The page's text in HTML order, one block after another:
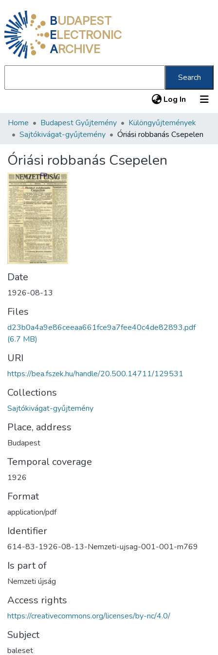
BUDAPEST
ELECTRONIC
ARCHIVE
Search
Log In (current)
Communities & Collections
Statistics
About us
Home Budapest Gyűjtemény
Különgyűjtemények
Sajtókivágat-gyűjtemény
Óriási robbanás Csepelen
Óriási robbanás Csepelen
Date
1926-08-13
Files
d23b0a4a9e86ceeaa661fce9a7fee40c4de82893.pdf
(6.7 MB)
URI
https://bea.fszek.hu/handle/20.500.14711/129531
Collections
Sajtókivágat-gyűjtemény
Place, address
Budapest
Temporal coverage
1926
Format
application/pdf
Identifier
614-83-1926-08-13-Nemzeti-ujsag-001-001-m769
Is part of
Nemzeti újság
Access rights
https://creativecommons.org/licenses/by-nc/4.0/
Subject
baleset